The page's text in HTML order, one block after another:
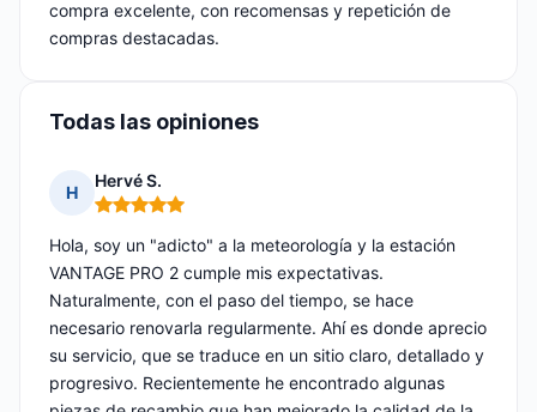
compra excelente, con recomensas y repetición de
compras destacadas.
Todas las opiniones
H
Hervé S.
Nota: 5 de 5
Hola, soy un "adicto" a la meteorología y la estación
VANTAGE PRO 2 cumple mis expectativas.
Naturalmente, con el paso del tiempo, se hace
necesario renovarla regularmente. Ahí es donde aprecio
su servicio, que se traduce en un sitio claro, detallado y
progresivo. Recientemente he encontrado algunas